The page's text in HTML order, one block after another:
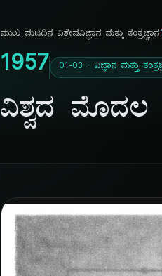
ಮುಖ ಪುಟದಿನ ವಿಶೇಷವಿಜ್ಞಾನ ಮತ್ತು ತಂತ್ರಜ್ಞಾನ
1957 01-03 · ವಿಜ್ಞಾನ ಮತ್ತು
ವಿಶ್ವದ